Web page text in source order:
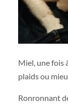
Miel, une fois
plaids ou
Ronronnant